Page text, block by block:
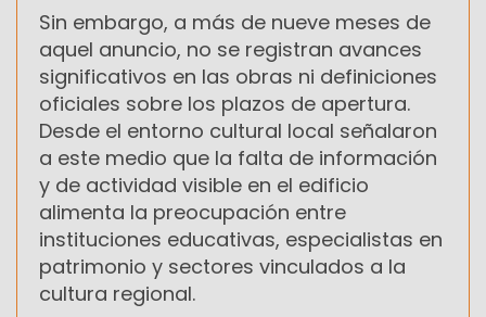
Sin embargo, a más de nueve meses de
aquel anuncio, no se registran avances
significativos en las obras ni definiciones
oficiales sobre los plazos de apertura.
Desde el entorno cultural local señalaron
a este medio que la falta de información
y de actividad visible en el edificio
alimenta la preocupación entre
instituciones educativas, especialistas en
patrimonio y sectores vinculados a la
cultura regional.